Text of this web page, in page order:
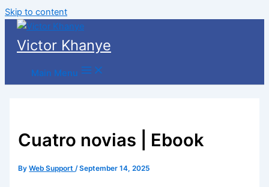
Skip to content
Victor Khanye
Main Menu
Cuatro novias | Ebook
ByWeb Support/September 14, 2025